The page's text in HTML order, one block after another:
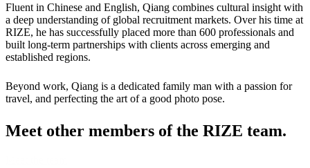
Fluent in Chinese and English, Qiang combines cultural insight with
a deep understanding of global recruitment markets. Over his time at
RIZE, he has successfully placed more than 600 professionals and
built long-term partnerships with clients across emerging and
established regions.
Beyond work, Qiang is a dedicated family man with a passion for
travel, and perfecting the art of a good photo pose.
Meet other members of the RIZE team.